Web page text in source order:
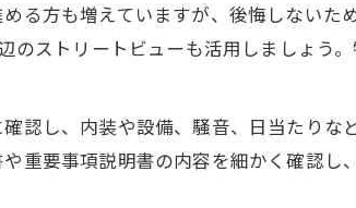
賃貸一人暮らしに最適な家賃の考え
賃貸物件比較で見逃せない現地チェック
賃貸下見時に絶対外せない現地チェ
賃貸物件比較で重視したい日当たり
る方も増えていますが、後悔しない
のストリートビューも活用しましょう
認し、内装や設備、騒音、日当たり
重要事項説明書の内容を細かく確認